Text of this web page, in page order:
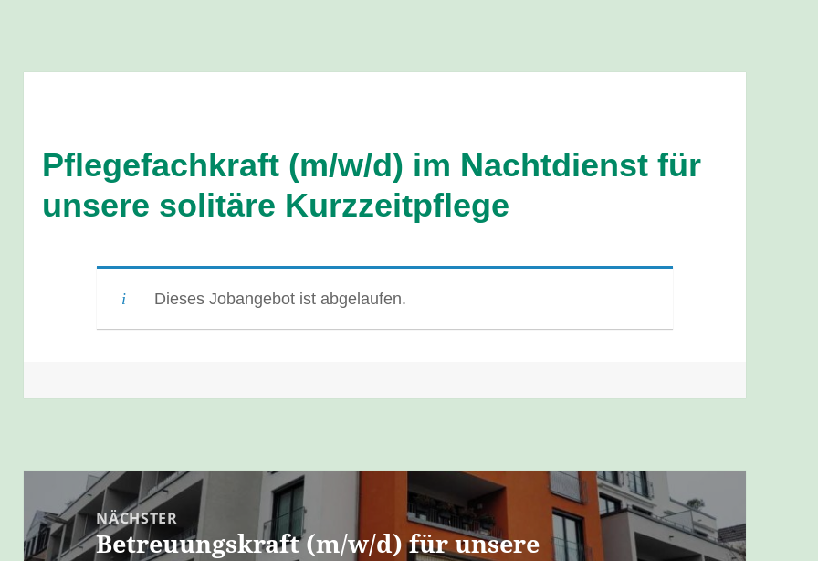
Pflegefachkraft (m/w/d) im Nachtdienst für
unsere solitäre Kurzzeitpflege
Dieses Jobangebot ist abgelaufen.
Beitragsnavigation
NÄCHSTER
Nächster
Betreuungskraft (m/w/d) für unsere